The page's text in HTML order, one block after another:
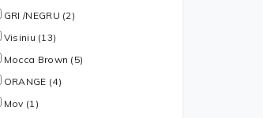
GRI /NEGRU (2)
Visiniu (13)
Mocca Brown (5)
ORANGE (4)
Mov (1)